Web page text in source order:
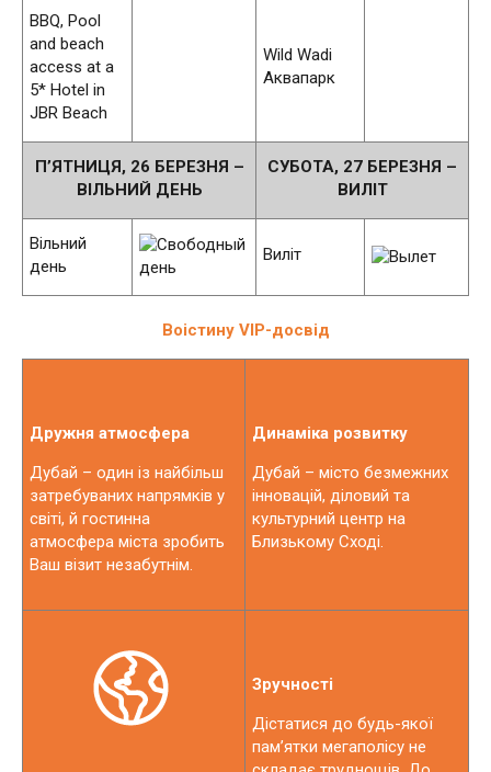
BBQ, Pool
and beach
access at a
5* Hotel in
JBR Beach
Wild Wadi
Аквапарк
П’ЯТНИЦЯ, 26 БЕРЕЗНЯ –
ВІЛЬНИЙ ДЕНЬ
СУБОТА, 27 БЕРЕЗНЯ –
ВИЛІТ
Вільний
день
Виліт
Воістину VIP-досвід
Дружня атмосфера
Дубай – один із найбільш
затребуваних напрямків у
світі, й гостинна
атмосфера міста зробить
Ваш візит незабутнім.
Динаміка розвитку
Дубай – місто безмежних
інновацій, діловий та
культурний центр на
Близькому Сході.
Зручності
Дістатися до будь-якої
пам’ятки мегаполісу не